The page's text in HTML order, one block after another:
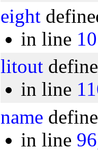
eight
in line
litout
in line
name
in line 96